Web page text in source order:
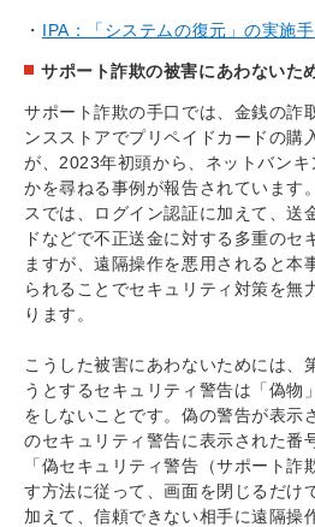
IPA：「システムの復元」の実施
サポート詐欺の被害にあわないた
サポート詐欺の手口では、金銭の詐
ンスストアでプリペイドカードの購
が、2023年初頭から、ネットバン
かを尋ねる事例が報告されています
スでは、ログイン認証に加えて、送
ドなどで不正送金に対する多重のセ
ますが、遠隔操作を悪用されると本
られることでセキュリティ対策を無
ります。
こうした被害にあわないためには、
うとするセキュリティ警告は「偽物
をしないことです。偽の警告が表示
のセキュリティ警告に表示された番
「偽セキュリティ警告（サポート
す方法に従って、画面を閉じるだけ
加えて、信頼できない相手に遠隔操